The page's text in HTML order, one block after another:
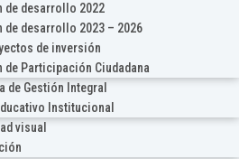
de desarrollo 2022
de desarrollo 2023 – 2026
de inversión
de Participación Ciudadana
de Gestión Integral
Institucional
visual